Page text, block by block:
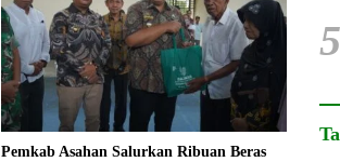
Pemkab Asahan Salurkan Ribuan Beras
5